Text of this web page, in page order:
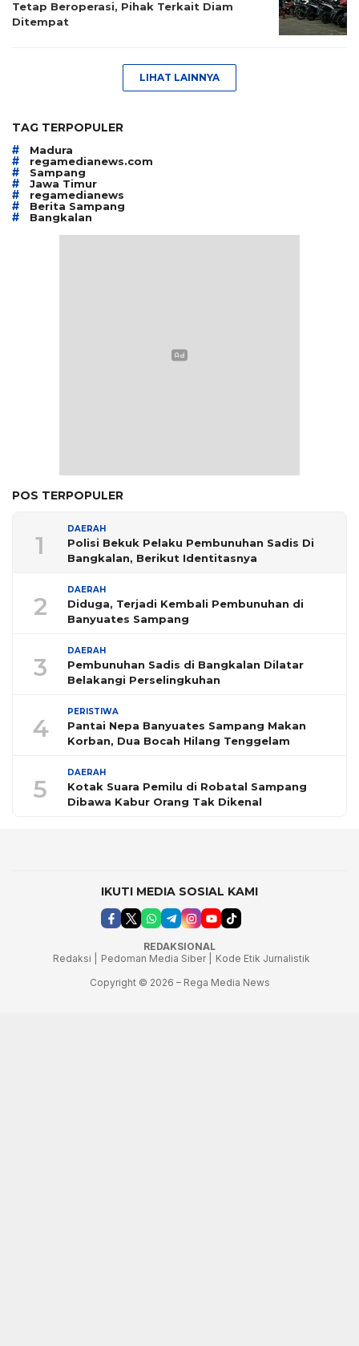
Tetap Beroperasi, Pihak Terkait Diam
Ditempat
LIHAT LAINNYA
TAG TERPOPULER
# Madura
# regamedianews.com
# Sampang
# Jawa Timur
# regamedianews
# Berita Sampang
# Bangkalan
POS TERPOPULER
1
DAERAH
Polisi Bekuk Pelaku Pembunuhan Sadis Di
Bangkalan, Berikut Identitasnya
2
DAERAH
Diduga, Terjadi Kembali Pembunuhan di
Banyuates Sampang
3
DAERAH
Pembunuhan Sadis di Bangkalan Dilatar
Belakangi Perselingkuhan
4
PERISTIWA
Pantai Nepa Banyuates Sampang Makan
Korban, Dua Bocah Hilang Tenggelam
5
DAERAH
Kotak Suara Pemilu di Robatal Sampang
Dibawa Kabur Orang Tak Dikenal
IKUTI MEDIA SOSIAL KAMI
REDAKSIONAL
Redaksi |
Pedoman Media Siber |
Kode Etik Jurnalistik
Copyright © 2026 – Rega Media News